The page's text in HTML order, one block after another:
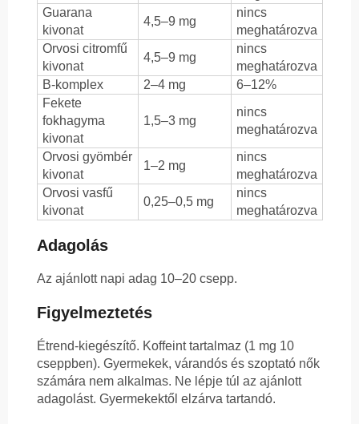
Guarana
kivonat
4,5–9 mg
nincs
meghatározva
Orvosi citromfű
kivonat
4,5–9 mg
nincs
meghatározva
B-komplex
2–4 mg
6–12%
Fekete
fokhagyma
kivonat
1,5–3 mg
nincs
meghatározva
Orvosi gyömbér
kivonat
1–2 mg
nincs
meghatározva
Orvosi vasfű
kivonat
0,25–0,5 mg
nincs
meghatározva
Adagolás
Az ajánlott napi adag 10–20 csepp.
Figyelmeztetés
Étrend-kiegészítő. Koffeint tartalmaz (1 mg 10
cseppben). Gyermekek, várandós és szoptató nők
számára nem alkalmas. Ne lépje túl az ajánlott
adagolást. Gyermekektől elzárva tartandó.